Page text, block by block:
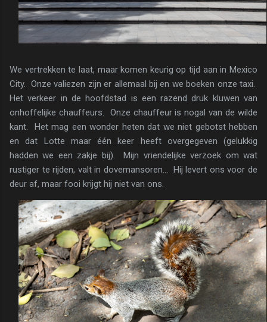
We vertrekken te laat, maar komen keurig op tijd aan in Mexico
City. Onze valiezen zijn er allemaal bij en we boeken onze taxi.
Het verkeer in de hoofdstad is een razend druk kluwen van
onhoffelijke chauffeurs. Onze chauffeur is nogal van de wilde
kant. Het mag een wonder heten dat we niet gebotst hebben
en dat Lotte maar één keer heeft overgegeven (gelukkig
hadden we een zakje bij). Mijn vriendelijke verzoek om wat
rustiger te rijden, valt in dovemansoren... Hij levert ons voor de
deur af, maar fooi krijgt hij niet van ons.